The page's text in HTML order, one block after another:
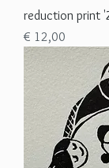
reduction print
Prijs
€ 12,00